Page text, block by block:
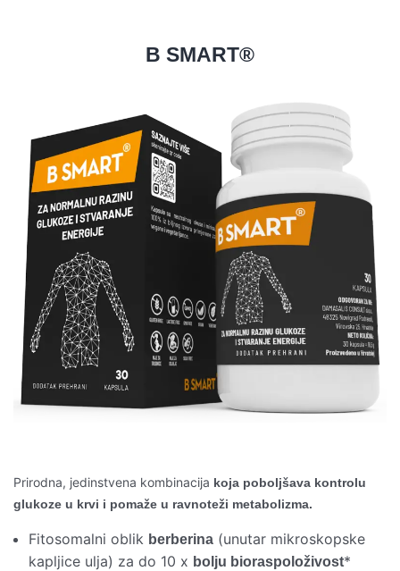
B SMART®
Prirodna, jedinstvena kombinacija koja poboljšava kontrolu
glukoze u krvi i pomaže u ravnoteži metabolizma.
Fitosomalni oblik berberina (unutar mikroskopske
kapljice ulja) za do 10 x bolju bioraspoloživost*